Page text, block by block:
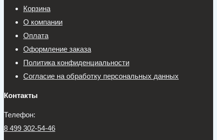
Корзина
О компании
Оплата
Оформление заказа
Политика конфиденциальности
Согласие на обработку персональных данных
Контакты
Телефон:
8 499 302-54-46